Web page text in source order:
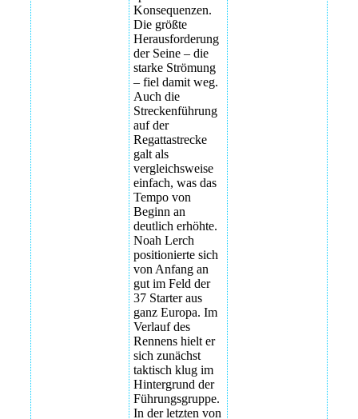
Konsequenzen.
Die größte
Herausforderung
der Seine – die
starke Strömung
– fiel damit weg.
Auch die
Streckenführung
auf der
Regattastrecke
galt als
vergleichsweise
einfach, was das
Tempo von
Beginn an
deutlich erhöhte.
Noah Lerch
positionierte sich
von Anfang an
gut im Feld der
37 Starter aus
ganz Europa. Im
Verlauf des
Rennens hielt er
sich zunächst
taktisch klug im
Hintergrund der
Führungsgruppe.
In der letzten von